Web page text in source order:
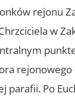
rejonu
w
rejonowego
parafii. Po